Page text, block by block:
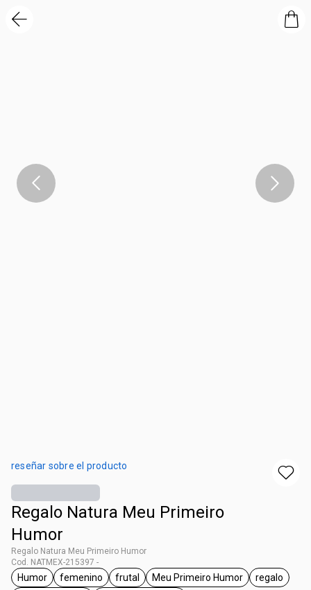
reseñar sobre el producto
Regalo Natura Meu Primeiro
Humor
Regalo Natura Meu Primeiro Humor
Cod. NATMEX-215397 -
etiqueta Humor
Humor
etiqueta femenino
femenino
etiqueta frutal
frutal
etiqueta Meu Primeiro
Meu Primeiro Humor
etiqueta
regalo